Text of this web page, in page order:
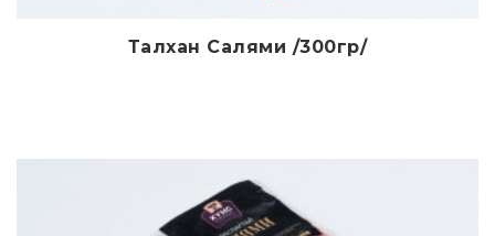
Дэлгэрэнгүй
Талхан Салями /300гр/